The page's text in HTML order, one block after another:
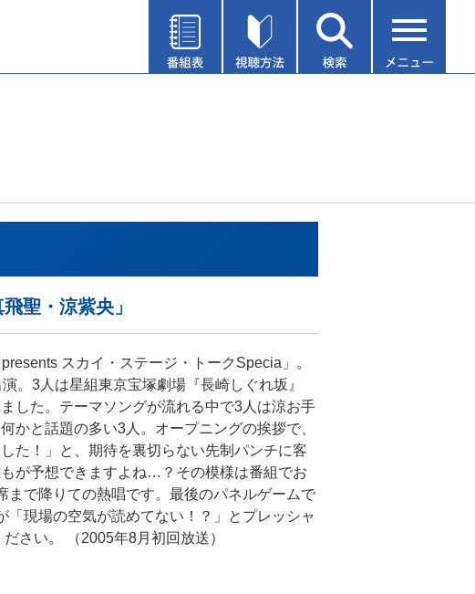
聖・涼紫央」
スカイ・ステージ・トークSpecia」。
。3人は星組東京宝塚劇場『長崎しぐれ坂』
した。テーマソングが流れる中で3人は涼お手
かと話題の多い3人。オープニングの挨拶で、
た！」と、期待を裏切らない先制パンチに客
が予想できますよね…？その模様は番組でお
で降りての熱唱です。最後のパネルゲームで
現場の空気が読めてない！？」とプレッシャ
さい。 （2005年8月初回放送）